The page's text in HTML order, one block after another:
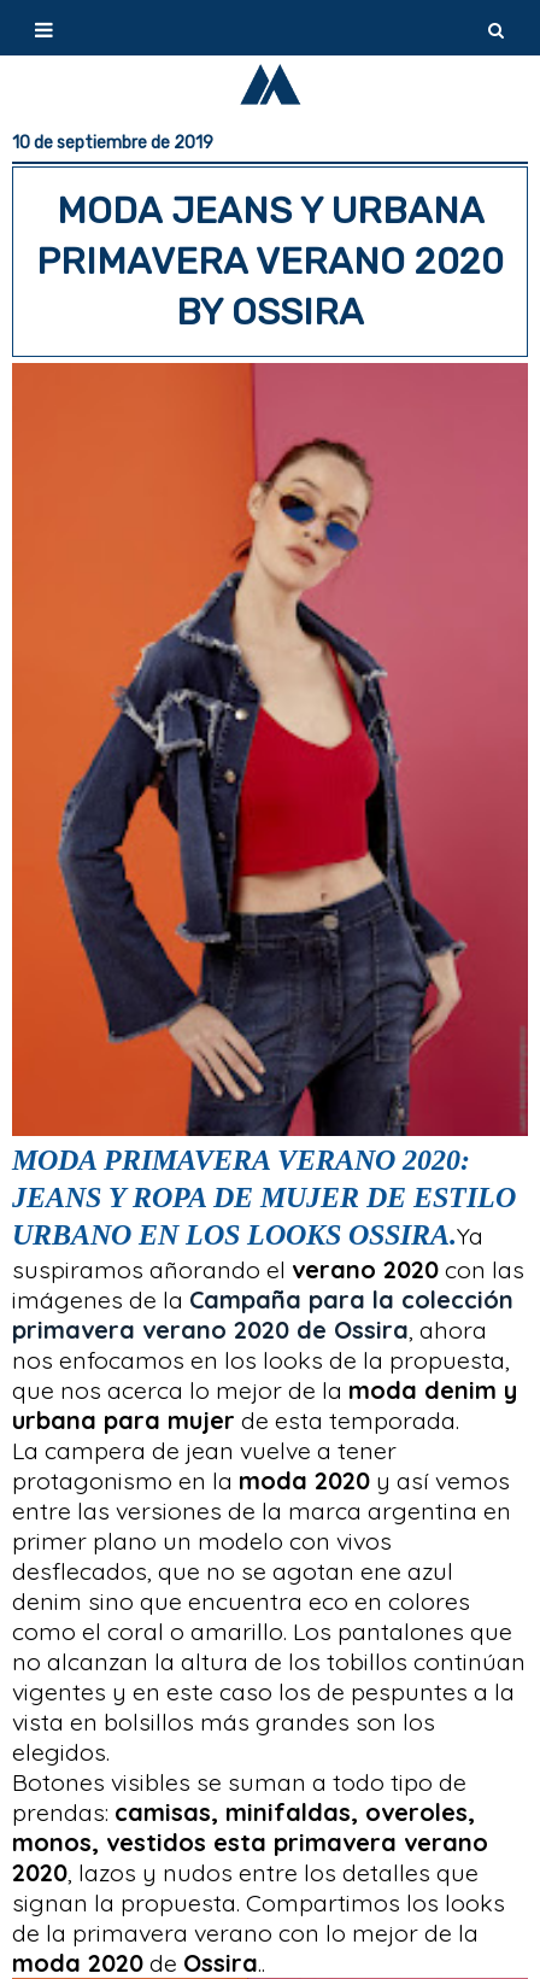
10 de septiembre de 2019
MODA JEANS Y URBANA
PRIMAVERA VERANO 2020
BY OSSIRA
MODA PRIMAVERA VERANO 2020:
JEANS Y ROPA DE MUJER DE ESTILO
URBANO EN LOS LOOKS OSSIRA.Ya
suspiramos añorando el verano 2020 con las
imágenes de la Campaña para la colección
primavera verano 2020 de Ossira , ahora
nos enfocamos en los looks de la propuesta,
que nos acerca lo mejor de la moda denim y
urbana para mujer de esta temporada.
La campera de jean vuelve a tener
protagonismo en la moda 2020 y así vemos
entre las versiones de la marca argentina en
primer plano un modelo con vivos
desflecados, que no se agotan ene azul
denim sino que encuentra eco en colores
como el coral o amarillo. Los pantalones que
no alcanzan la altura de los tobillos continúan
vigentes y en este caso los de pespuntes a la
vista en bolsillos más grandes son los
elegidos.
Botones visibles se suman a todo tipo de
prendas: camisas, minifaldas, overoles,
monos, vestidos esta primavera verano
2020 , lazos y nudos entre los detalles que
signan la propuesta. Compartimos los looks
de la primavera verano con lo mejor de la
moda 2020 de Ossira..